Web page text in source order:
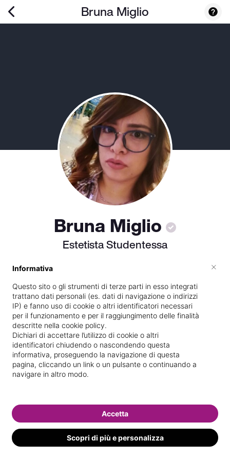
Bruna Miglio
Bruna Miglio
Estetista Studentessa
Scuola di estetica frequentata
DiAltamura
Vedi le informazioni di Bruna
Informativa
Questo sito o gli strumenti di terze parti in esso integrati
trattano dati personali (es. dati di navigazione o indirizzi
IP) e fanno uso di cookie o altri identificatori necessari
per il funzionamento e per il raggiungimento delle finalità
descritte nella cookie policy.
Dichiari di accettare l’utilizzo di cookie o altri
identificatori chiudendo o nascondendo questa
informativa, proseguendo la navigazione di questa
pagina, cliccando un link o un pulsante o continuando a
navigare in altro modo.
Scopri di più e personalizza
Accetta
×